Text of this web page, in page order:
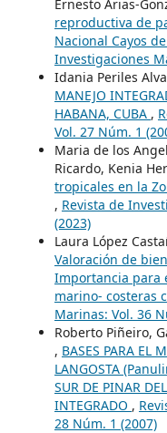
Ernesto Arias-
reproductiva de
Nacional Cayos
Investigaciones
Idania Periles
MANEJO
HABANA, CUBA ,
Vol. 27 Núm. 1
Maria de los
Ricardo, Kenia
tropicales en la
, Revista de
(2023)
Laura López
Valoración de
Importancia para
marino- costeras
Marinas: Vol. 36
Roberto Piñeiro,
, BASES PARA EL
LANGOSTA
SUR DE PINAR
INTEGRADO ,
28 Núm. 1 (2007)